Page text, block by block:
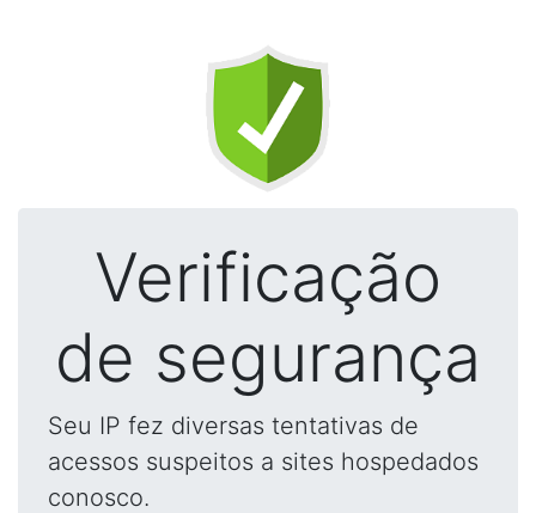
Verificação
de segurança
Seu IP fez diversas tentativas de
acessos suspeitos a sites hospedados
conosco.